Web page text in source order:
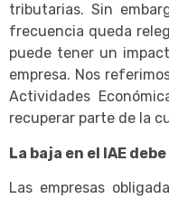
tributarias. Sin
frecuencia queda
puede tener un
empresa. Nos
Actividades
recuperar parte de la
La baja en el IAE
Las empresas